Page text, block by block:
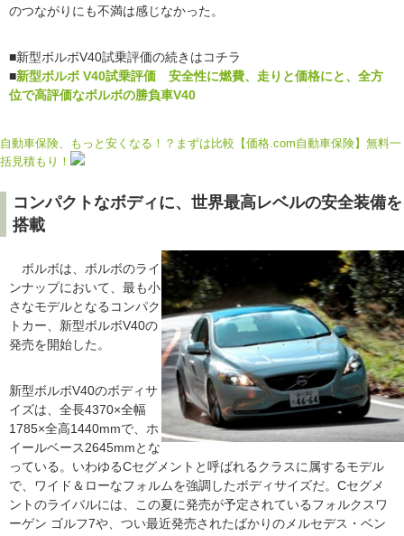
のつながりにも不満は感じなかった。
■新型ボルボV40試乗評価の続きはコチラ
■新型ボルボ V40試乗評価 安全性に燃費、走りと価格にと、全方
位で高評価なボルボの勝負車V40
自動車保険、もっと安くなる！？まずは比較【価格.com自動車保険】無料一
括見積もり！
コンパクトなボディに、世界最高レベルの安全装備を
搭載
ボルボは、ボルボのライ
ンナップにおいて、最も小
さなモデルとなるコンパク
トカー、新型ボルボV40の
発売を開始した。
新型ボルボV40のボディサ
イズは、全長4370×全幅
1785×全高1440mmで、ホ
イールベース2645mmとな
っている。いわゆるCセグメントと呼ばれるクラスに属するモデル
で、ワイド＆ローなフォルムを強調したボディサイズだ。Cセグメ
ントのライバルには、この夏に発売が予定されているフォルクスワ
ーゲン ゴルフ7や、つい最近発売されたばかりのメルセデス・ベン